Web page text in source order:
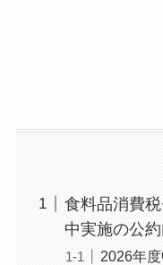
食料品消費
中実施の公
2026年